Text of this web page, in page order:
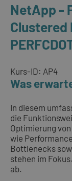
NetApp -
Clustered
Kurs-ID: AP4
Was
In diesem
die
Optimierung
wie
Bottlenecks
stehen im
ab.